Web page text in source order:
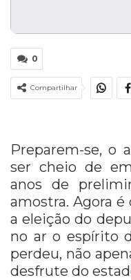
0
Compartilhar
Preparem-se, o
ser cheio de
anos de
amostra. Agora é
a eleição do
no ar o espírito
perdeu, não
desfrute do